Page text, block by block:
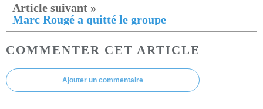
Marc Rougé a quitté le groupe
COMMENTER CET ARTICLE
Ajouter un commentaire